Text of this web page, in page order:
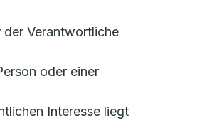
der Verantwortliche
oder einer
Interesse liegt